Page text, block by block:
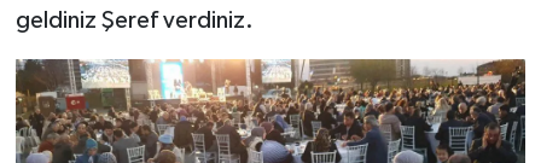
geldiniz Şeref verdiniz.